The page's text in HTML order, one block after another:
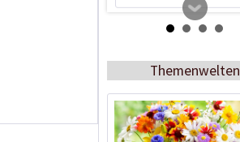
Themenwelten